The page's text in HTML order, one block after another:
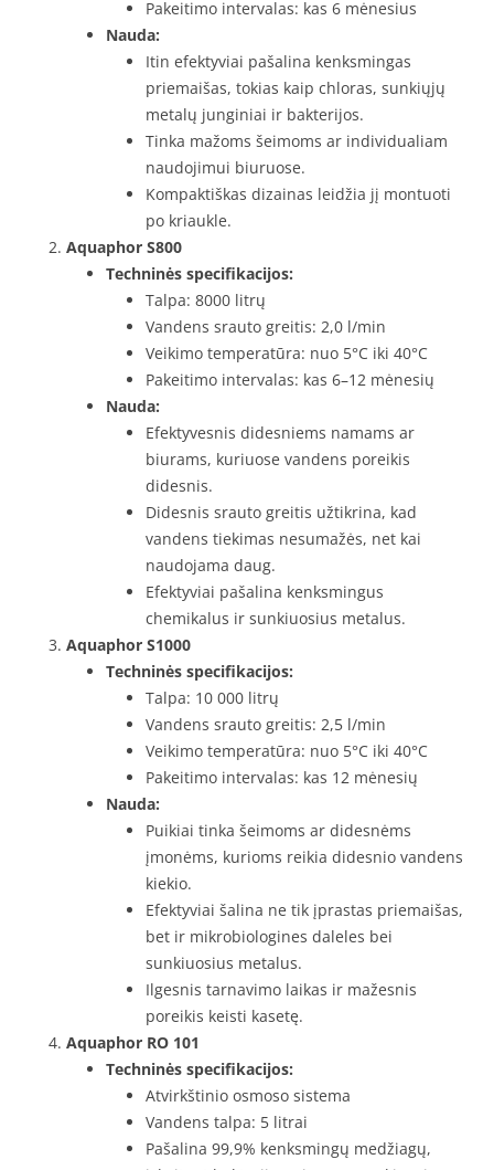
Pakeitimo intervalas: kas 6 mėnesius
Nauda:
Itin efektyviai pašalina kenksmingas
priemaišas, tokias kaip chloras, sunkiųjų
metalų junginiai ir bakterijos.
Tinka mažoms šeimoms ar individualiam
naudojimui biuruose.
Kompaktiškas dizainas leidžia jį montuoti
po kriaukle.
Aquaphor S800
Techninės specifikacijos:
Talpa: 8000 litrų
Vandens srauto greitis: 2,0 l/min
Veikimo temperatūra: nuo 5°C iki 40°C
Pakeitimo intervalas: kas 6–12 mėnesių
Nauda:
Efektyvesnis didesniems namams ar
biurams, kuriuose vandens poreikis
didesnis.
Didesnis srauto greitis užtikrina, kad
vandens tiekimas nesumažės, net kai
naudojama daug.
Efektyviai pašalina kenksmingus
chemikalus ir sunkiuosius metalus.
Aquaphor S1000
Techninės specifikacijos:
Talpa: 10 000 litrų
Vandens srauto greitis: 2,5 l/min
Veikimo temperatūra: nuo 5°C iki 40°C
Pakeitimo intervalas: kas 12 mėnesių
Nauda:
Puikiai tinka šeimoms ar didesnėms
įmonėms, kurioms reikia didesnio vandens
kiekio.
Efektyviai šalina ne tik įprastas priemaišas,
bet ir mikrobiologines daleles bei
sunkiuosius metalus.
Ilgesnis tarnavimo laikas ir mažesnis
poreikis keisti kasetę.
Aquaphor RO 101
Techninės specifikacijos:
Atvirkštinio osmoso sistema
Vandens talpa: 5 litrai
Pašalina 99,9% kenksmingų medžiagų,